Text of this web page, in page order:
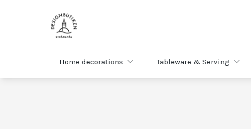
Home decorations Tableware & Serving